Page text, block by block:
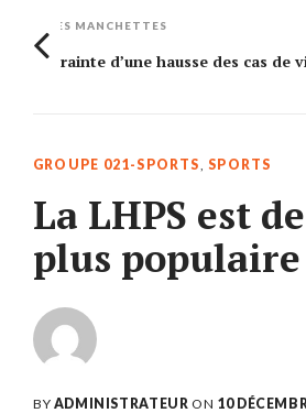
LES MANCHETTES
Crainte d’une hausse des cas de
GROUPE 021-SPORTS,SPORTS
La LHPS est
plus populaire
BY ADMINISTRATEUR ON 10